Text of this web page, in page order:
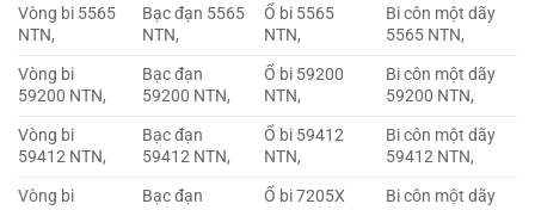
Vòng bi 5565
NTN,
Bạc đạn 5565
NTN,
Ổ bi 5565
NTN,
Bi côn một dãy
5565 NTN,
Vòng bi
59200 NTN,
Bạc đạn
59200 NTN,
Ổ bi 59200
NTN,
Bi côn một dãy
59200 NTN,
Vòng bi
59412 NTN,
Bạc đạn
59412 NTN,
Ổ bi 59412
NTN,
Bi côn một dãy
59412 NTN,
Vòng bi
Bạc đạn
Ổ bi 7205X
Bi côn một dãy